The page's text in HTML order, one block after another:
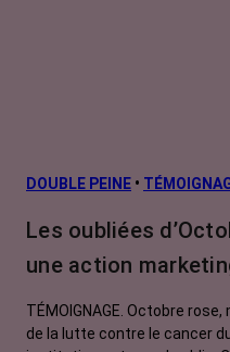
L’après cancer
Traitements
contre le cancer
DOUBLE PEINE •
Les oubliées
une action
TÉMOIGNAGE. Octobre
de la lutte contre le cancer